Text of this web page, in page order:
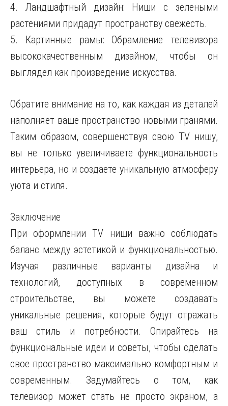
4. Ландшафтный дизайн: Ниши с зелеными
растениями придадут пространству свежесть.
5. Картинные рамы: Обрамление телевизора
высококачественным дизайном, чтобы он
выглядел как произведение искусства.
Обратите внимание на то, как каждая из деталей
наполняет ваше пространство новыми гранями.
Таким образом, совершенствуя свою TV нишу,
вы не только увеличиваете функциональность
интерьера, но и создаете уникальную атмосферу
уюта и стиля.
Заключение
При оформлении TV ниши важно соблюдать
баланс между эстетикой и функциональностью.
Изучая различные варианты дизайна и
технологий, доступных в современном
строительстве, вы можете создавать
уникальные решения, которые будут отражать
ваш стиль и потребности. Опирайтесь на
функциональные идеи и советы, чтобы сделать
свое пространство максимально комфортным и
современным. Задумайтесь о том, как
телевизор может стать не просто экраном, а